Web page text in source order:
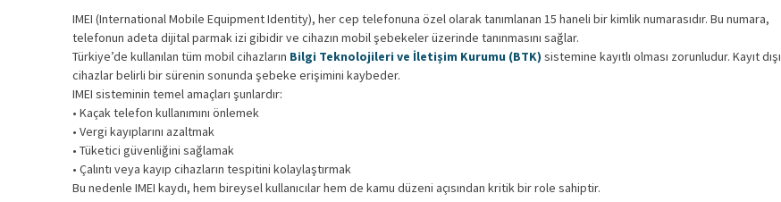
IMEI (International Mobile Equipment Identity), her cep telefonuna özel olarak tanımlanan 15 haneli bir kimlik numarasıdır. Bu numara,
telefonun adeta dijital parmak izi gibidir ve cihazın mobil şebekeler üzerinde tanınmasını sağlar.
Türkiye’de kullanılan tüm mobil cihazların Bilgi Teknolojileri ve İletişim Kurumu (BTK) sistemine kayıtlı olması zorunludur. Kayıt dışı
cihazlar belirli bir sürenin sonunda şebeke erişimini kaybeder.
IMEI sisteminin temel amaçları şunlardır:
• Kaçak telefon kullanımını önlemek
• Vergi kayıplarını azaltmak
• Tüketici güvenliğini sağlamak
• Çalıntı veya kayıp cihazların tespitini kolaylaştırmak
Bu nedenle IMEI kaydı, hem bireysel kullanıcılar hem de kamu düzeni açısından kritik bir role sahiptir.